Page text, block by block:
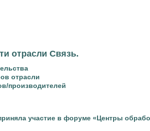
отрасли Связь.
отрасли
производителей
участие в форуме «Центры